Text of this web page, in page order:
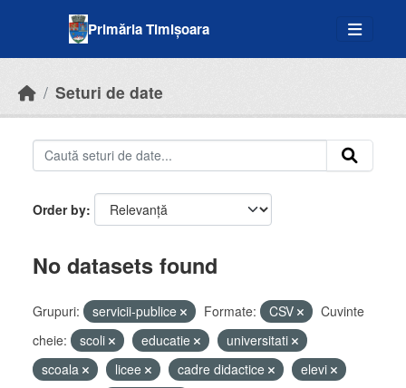
Primăria Timișoara
Seturi de date
Order by
No datasets found
Grupuri: servicii-publice Formate: CSV
Cuvinte
cheie:
scoli educatie
universitati
scoala
licee cadre didactice
elevi